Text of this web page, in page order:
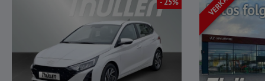
- 25%